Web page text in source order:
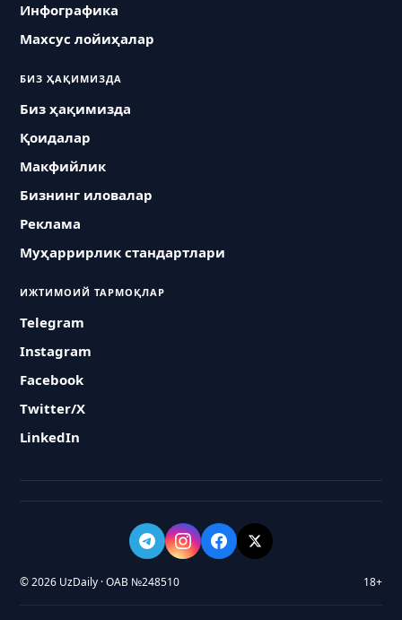
Инфографика
Махсус лойиҳалар
БИЗ ҲАҚИМИЗДА
Биз ҳақимизда
Қоидалар
Макфийлик
Бизнинг иловалар
Реклама
Муҳаррирлик стандартлари
ИЖТИМОИЙ ТАРМОҚЛАР
Telegram
Instagram
Facebook
Twitter/X
LinkedIn
© 2026 UzDaily · ОАВ №248510 18+